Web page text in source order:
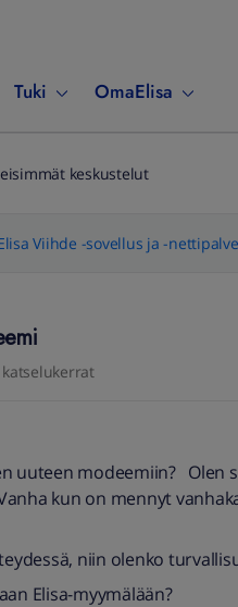
Tuki OmaElisa
keskustelut
Viihde -sovellus ja -
katselukerrat
uuteen modeemiin? Olen
kun on mennyt
niin olenko
Elisa-myymälään?